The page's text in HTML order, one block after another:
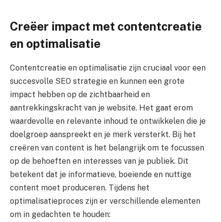
Creëer impact met contentcreatie
en optimalisatie
Contentcreatie en optimalisatie zijn cruciaal voor een
succesvolle SEO strategie en kunnen een grote
impact hebben op de zichtbaarheid en
aantrekkingskracht van je website. Het gaat erom
waardevolle en relevante inhoud te ontwikkelen die je
doelgroep aanspreekt en je merk versterkt. Bij het
creëren van content is het belangrijk om te focussen
op de behoeften en interesses van je publiek. Dit
betekent dat je informatieve, boeiende en nuttige
content moet produceren. Tijdens het
optimalisatieproces zijn er verschillende elementen
om in gedachten te houden: